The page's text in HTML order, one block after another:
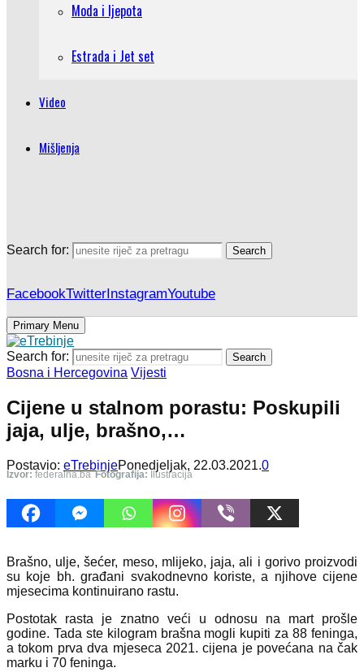
Moda i ljepota
Estrada i Jet set
Video
Mišljenja
Search for: Search
FacebookTwitterInstagramYoutube
Primary Menu
Search for: Search
Bosna i Hercegovina Vijesti
Cijene u stalnom porastu: Poskupili
jaja, ulje, brašno,…
Postavio: eTrebinjePonedjeljak, 22.03.2021.0
Izvor: federalna.ba Fotografija: Ilustracija
Brašno, ulje, šećer, meso, mlijeko, jaja, ali i gorivo proizvodi
su koje bh. građani svakodnevno koriste, a njihove cijene
mjesecima kontinuirano rastu.
Postotak rasta je znatno veći u odnosu na mart prošle
godine. Tada ste kilogram brašna mogli kupiti za 88 feninga,
a tokom prva dva mjeseca 2021. cijena je povećana na čak
marku i 70 feninga.